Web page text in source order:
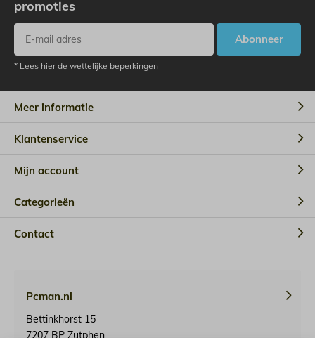
promoties
Abonneer
* Lees hier de wettelijke beperkingen
Meer informatie
Klantenservice
Mijn account
Categorieën
Contact
Pcman.nl
Bettinkhorst 15
7207 BP Zutphen